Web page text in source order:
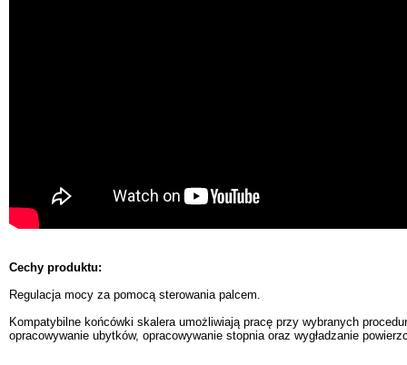
Cechy produktu:
Regulacja mocy za pomocą sterowania palcem.
Kompatybilne końcówki skalera umożliwiają pracę przy wybranych
opracowywanie ubytków, opracowywanie stopnia oraz wygładzanie